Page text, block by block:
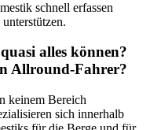
schnell erfassen
alles können?
Allround-Fahrer?
keinem Bereich
sich innerhalb